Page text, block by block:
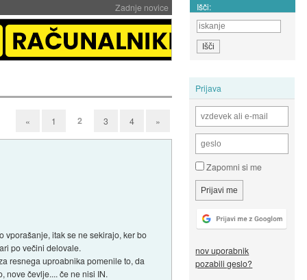
Zadnje novice Išči:
Prijava
Zapomni si me
nov uporabnik
pozabili geslo?
« 1 2 3 4 »
vporašanje, itak se ne sekirajo, ker bo
po večini delovale.
resnega uproabnika pomenile to, da
nove čevlje.... če ne nisi IN.